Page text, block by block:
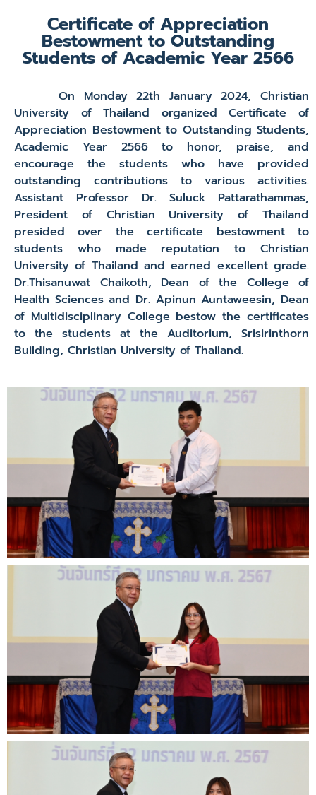
Certificate of Appreciation
Bestowment to Outstanding
Students of Academic Year 2566
On Monday 22th January 2024, Christian
University of Thailand organized Certificate of
Appreciation Bestowment to Outstanding Students,
Academic Year 2566 to honor, praise, and
encourage the students who have provided
outstanding contributions to various activities.
Assistant Professor Dr. Suluck Pattarathammas,
President of Christian University of Thailand
presided over the certificate bestowment to
students who made reputation to Christian
University of Thailand and earned excellent grade.
Dr.Thisanuwat Chaikoth, Dean of the College of
Health Sciences and Dr. Apinun Auntaweesin, Dean
of Multidisciplinary College bestow the certificates
to the students at the Auditorium, Srisirinthorn
Building, Christian University of Thailand.